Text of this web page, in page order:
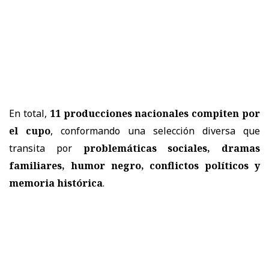
En total, 11 producciones nacionales compiten por
el cupo, conformando una selección diversa que
transita por problemáticas sociales, dramas
familiares, humor negro, conflictos políticos y
memoria histórica.